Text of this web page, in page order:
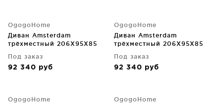
OgogoHome
Диван Amsterdam
трёхместный 206X95X85
Под заказ
92 340 руб
OgogoHome
Диван Amsterdam
трёхместный 206X95X85
Под заказ
92 340 руб
OgogoHome
OgogoHome